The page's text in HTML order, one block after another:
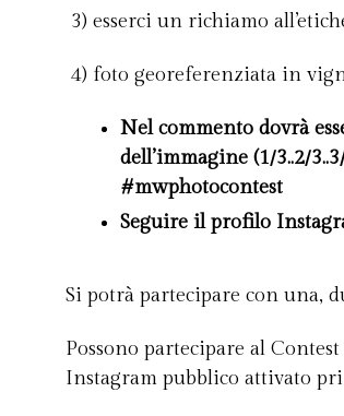
3) esserci un richiamo
4) foto georeferenziata in
Nel commento dovrà
dell’immagine (1/3..2/
#mwphotocontest
Seguire il profilo
Si potrà partecipare con una,
Possono partecipare al
Instagram pubblico attivato